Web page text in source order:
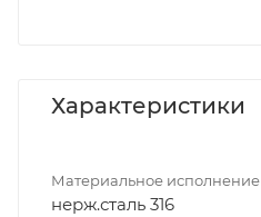
Характеристики
Материальное исполнение
нерж.сталь 316